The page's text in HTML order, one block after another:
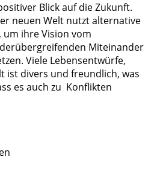
Blick auf die Zukunft.
neuen Welt nutzt alternative
um ihre Vision vom
Miteinander
Viele Lebensentwürfe,
ist divers und freundlich, was
es auch zu Konflikten